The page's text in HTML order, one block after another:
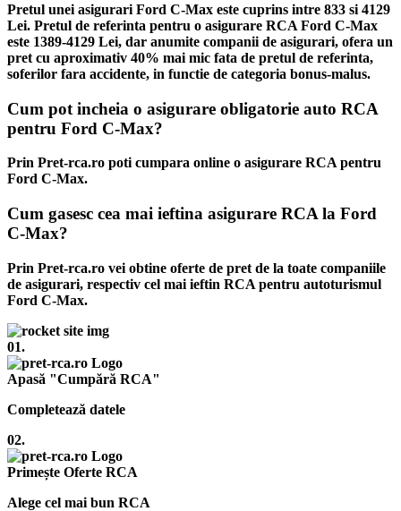
Pretul unei asigurari Ford C-Max este cuprins intre 833 si 4129
Lei. Pretul de referinta pentru o asigurare RCA Ford C-Max
este 1389-4129 Lei, dar anumite companii de asigurari, ofera un
pret cu aproximativ 40% mai mic fata de pretul de referinta,
soferilor fara accidente, in functie de categoria bonus-malus.
Cum pot incheia o asigurare obligatorie auto RCA
pentru Ford C-Max?
Prin Pret-rca.ro poti cumpara online o asigurare RCA pentru
Ford C-Max.
Cum gasesc cea mai ieftina asigurare RCA la Ford
C-Max?
Prin Pret-rca.ro vei obtine oferte de pret de la toate companiile
de asigurari, respectiv cel mai ieftin RCA pentru autoturismul
Ford C-Max.
01.
Apasă "Cumpără RCA"
Completează datele
02.
Primește Oferte RCA
Alege cel mai bun RCA